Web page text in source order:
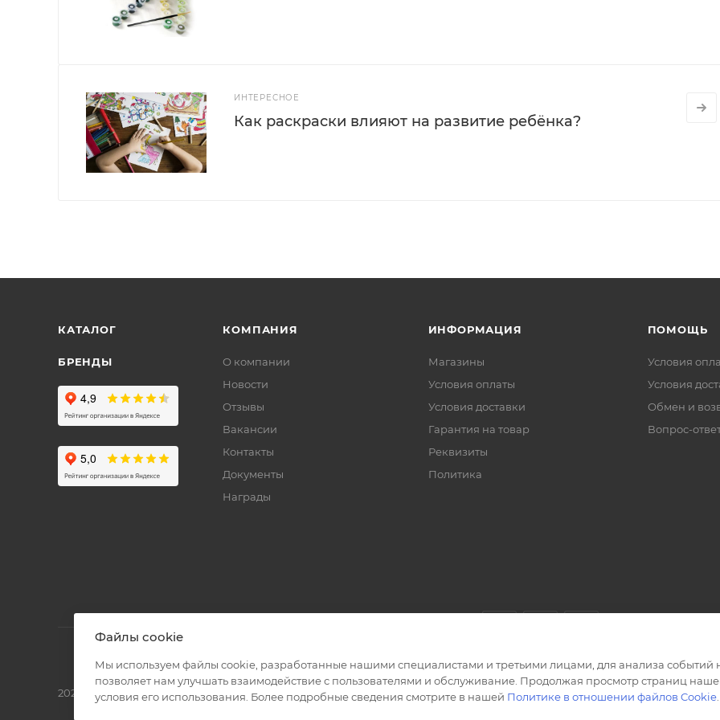
ИНТЕРЕСНОЕ
Как раскраски влияют на развитие ребёнка?
КАТАЛОГ
БРЕНДЫ
КОМПАНИЯ
О компании
Новости
Отзывы
Вакансии
Контакты
Документы
Награды
ИНФОРМАЦИЯ
Магазины
Условия оплаты
Условия доставки
Гарантия на товар
Реквизиты
Политика
ПОМОЩЬ
Условия
Условия
Обмен и
Вопрос-
2026 © Полиграф кит - интернет-магазин
Файлы cookie
Мы используем файлы cookie, разработанные нашими специалистами и третьими лицами, для анализа событий
позволяет нам улучшать взаимодействие с пользователями и обслуживание. Продолжая просмотр страниц
условия его использования. Более подробные сведения смотрите в нашей Политике в отношении файлов Cookie